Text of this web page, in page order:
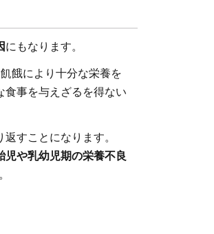
にもなります。
餓により十分な栄養を
食事を与えざるを得ない
すことになります。
児や乳幼児期の栄養不良